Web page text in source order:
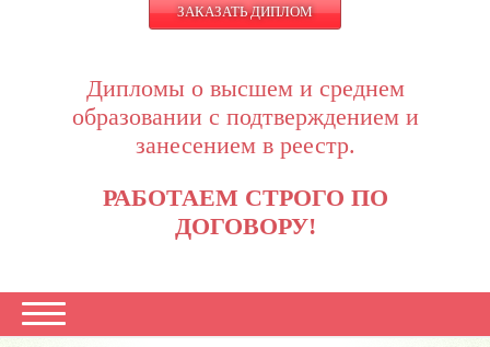
ЗАКАЗАТЬ ДИПЛОМ
Дипломы о высшем и среднем
образовании с подтверждением и
занесением в реестр.
РАБОТАЕМ СТРОГО ПО
ДОГОВОРУ!